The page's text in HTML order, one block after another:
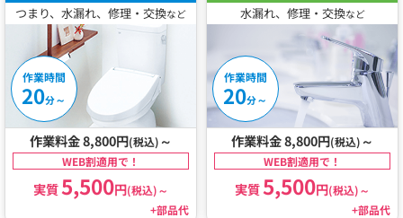
つまり、水漏れ、修理・交換など
作業時間
20分～
作業料金 8,800円(税込) ～
WEB割適用で！
実質5,500円(税込)～
+部品代
水漏れ、修理・交換など
作業時間
20分～
作業料金 8,800円(税込) ～
WEB割適用で！
実質5,500円(税込)～
+部品代